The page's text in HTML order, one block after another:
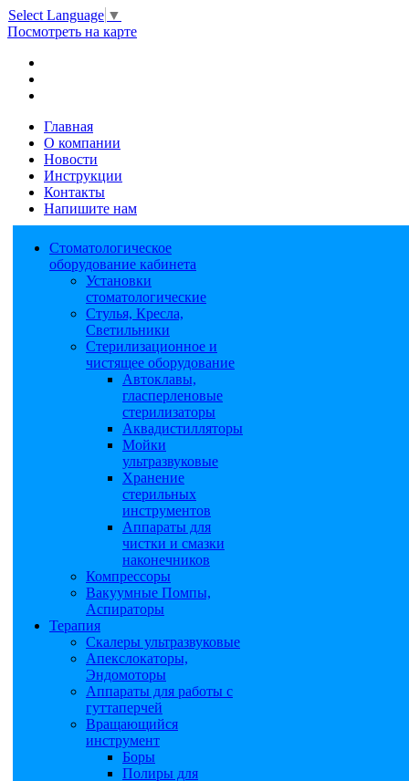
Select Language ▼
Посмотреть на карте
Главная
О компании
Новости
Инструкции
Контакты
Напишите нам
Стоматологическое
оборудование кабинета
Установки
стоматологические
Стулья, Кресла,
Светильники
Стерилизационное и
чистящее оборудование
Автоклавы,
гласперленовые
стерилизаторы
Аквадистилляторы
Мойки
ультразвуковые
Хранение
стерильных
инструментов
Аппараты для
чистки и смазки
наконечников
Компрессоры
Вакуумные Помпы,
Аспираторы
Терапия
Скалеры ультразвуковые
Апекслокаторы,
Эндомоторы
Аппараты для работы с
гуттаперчей
Вращающийся
инструмент
Боры
Полиры для